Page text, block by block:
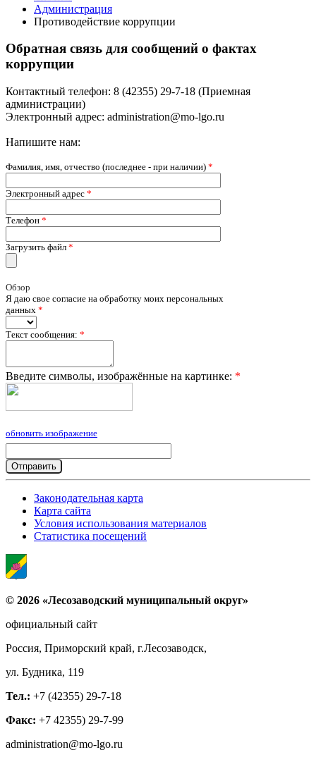
Администрация
Противодействие коррупции
Обратная связь для сообщений о фактах
коррупции
Контактный телефон: 8 (42355) 29-7-18 (Приемная
администрации)
Электронный адрес: administration@mo-lgo.ru
Напишите нам:
Фамилия, имя, отчество (последнее - при наличии) *
Электронный адрес *
Телефон *
Загрузить файл *
Обзор
Я даю свое согласие на обработку моих персональных
данных *
Текст сообщения: *
Введите символы, изображённые на картинке: *
обновить изображение
Законодательная карта
Карта сайта
Условия использования материалов
Статистика посещений
© 2026 «Лесозаводский муниципальный округ»
официальный сайт
Россия, Приморский край, г.Лесозаводск,
ул. Будника, 119
Тел.: +7 (42355) 29-7-18
Факс: +7 42355) 29-7-99
administration@mo-lgo.ru